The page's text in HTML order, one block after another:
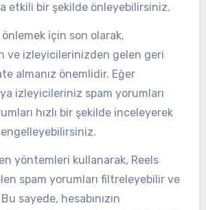
etkili bir şekilde önleyebilirsiniz.
için son olarak,
ve izleyicilerinizden gelen geri
almanız önemlidir. Eğer
izleyicileriniz spam yorumları
hızlı bir şekilde inceleyerek
yöntemleri kullanarak, Reels
spam yorumları filtreleyebilir ve
sayede, hesabınızın